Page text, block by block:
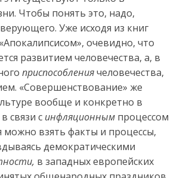
Чтобы понять это, надо,
Уже исходя из книг
очевидно, что
развитием человечества, а, в
приспособлениячеловечества,
«Совершенствование» же
вообще и конкретно в
в связи с инфляционным процессом
можно взять факты и процессы,
демократическими
в западных европейских